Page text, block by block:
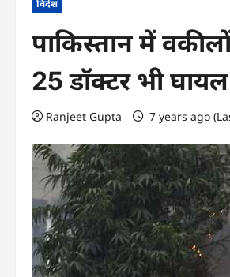
विदेश
पाकिस्‍तान में
25 डॉक्‍टर भी घायल
Ranjeet Gupta 7 years ago